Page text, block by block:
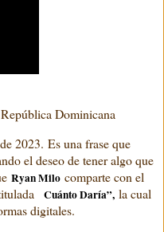
Dominicana
2023. Es una frase que
el deseo de tener algo que
Ryan Milo comparte con el
Cuánto Daría”, la cual
digitales.